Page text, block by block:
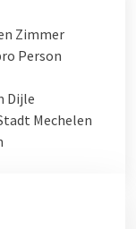
Zimmer
Person
Dijle
Mechelen